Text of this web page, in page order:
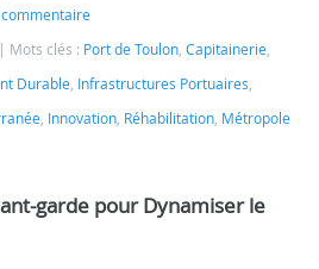
Mots clés : Port de Toulon, Capitainerie,
Durable, Infrastructures Portuaires,
, Innovation, Réhabilitation, Métropole
garde pour Dynamiser le